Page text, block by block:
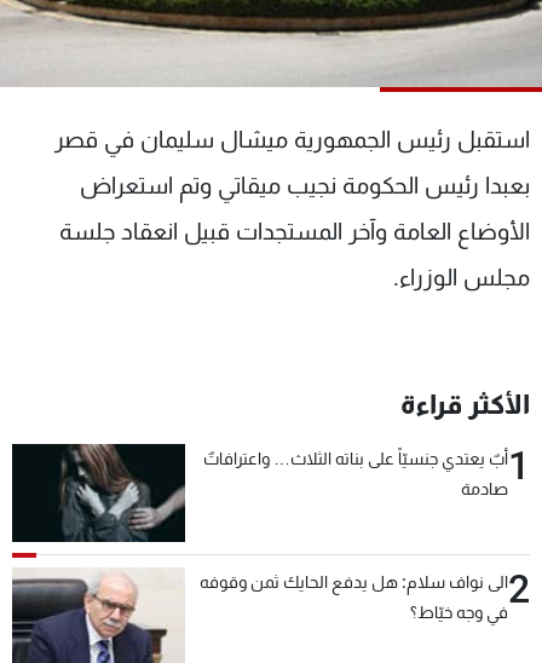
استقبل رئيس الجمهورية ميشال سليمان في قصر
بعبدا رئيس الحكومة نجيب ميقاتي وتم استعراض
الأوضاع العامة وآخر المستجدات قبيل انعقاد جلسة
مجلس الوزراء.
الأكثر قراءة
1أبٌ يعتدي جنسيّاً على بناته الثلاث… واعترافاتٌ
صادمة
2الى نواف سلام: هل يدفع الحايك ثمن وقوفه
في وجه خيّاط؟
الترددات
الإنـتـاج
لاعلاناتكم
تواصل معنا